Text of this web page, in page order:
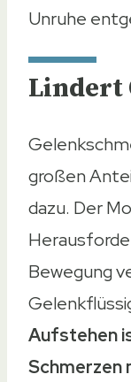
Unruhe
Lindert
großen
dazu. Der
Bewegung
Aufstehen
Schmerzen